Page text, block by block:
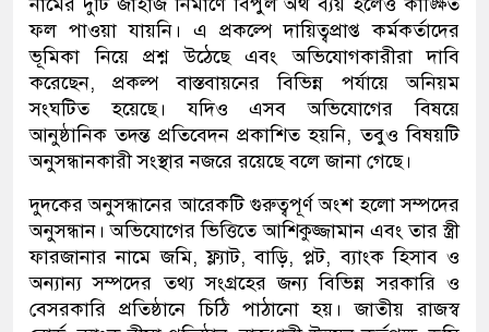
ফল পাওয়া যায়নি। এ প্রকল্পে দায়িত্বপ্রাপ্ত কর্মকর্তাদের
ভূমিকা নিয়ে প্রশ্ন উঠেছে এবং অভিযোগকারীরা দাবি
করেছেন, প্রকল্প বাস্তবায়নের বিভিন্ন পর্যায়ে অনিয়ম
সংঘটিত হয়েছে। যদিও এসব অভিযোগের বিষয়ে
আনুষ্ঠানিক তদন্ত প্রতিবেদন প্রকাশিত হয়নি, তবুও বিষয়টি
অনুসন্ধানকারী সংস্থার নজরে রয়েছে বলে জানা গেছে।
দুদকের অনুসন্ধানের আরেকটি গুরুত্বপূর্ণ অংশ হলো সম্পদের
অনুসন্ধান। অভিযোগের ভিত্তিতে আশিকুজ্জামান এবং তার স্ত্রী
ফারজানার নামে জমি, ফ্ল্যাট, বাড়ি, প্লট, ব্যাংক হিসাব ও
অন্যান্য সম্পদের তথ্য সংগ্রহের জন্য বিভিন্ন সরকারি ও
বেসরকারি প্রতিষ্ঠানে চিঠি পাঠানো হয়। জাতীয় রাজস্ব